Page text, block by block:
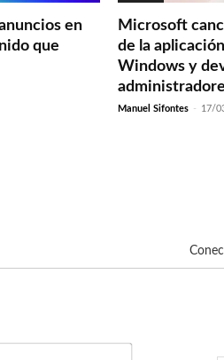
en
que
Microsoft
de la
Windows y
Manuel Sifontes - 17/